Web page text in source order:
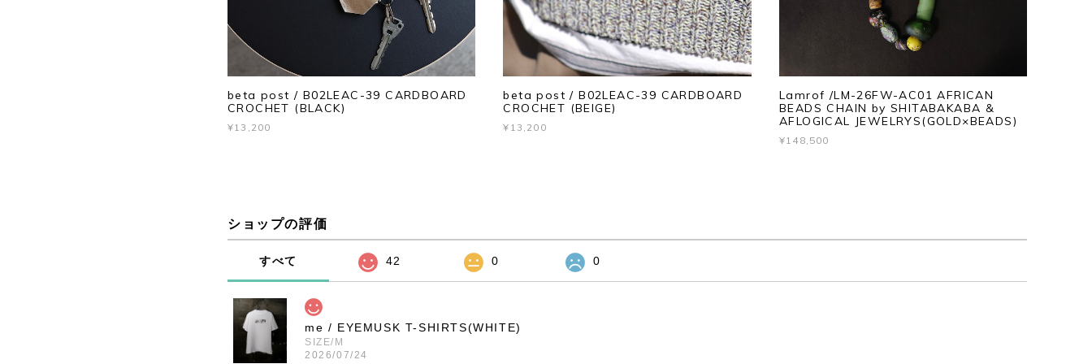
beta post / B02LEAC-39 CARDBOARD
CROCHET (BLACK)
¥13,200
beta post / B02LEAC-39 CARDBOARD
CROCHET (BEIGE)
¥13,200
Lamrof /LM-26FW-AC01 AFRICAN
BEADS CHAIN by SHITABAKABA &
AFLOGICAL JEWELRYS(GOLD×BEADS)
¥148,500
ショップの評価
すべて 42 0 0
me / EYEMUSK T-SHIRTS(WHITE)
SIZE/M
2026/07/24